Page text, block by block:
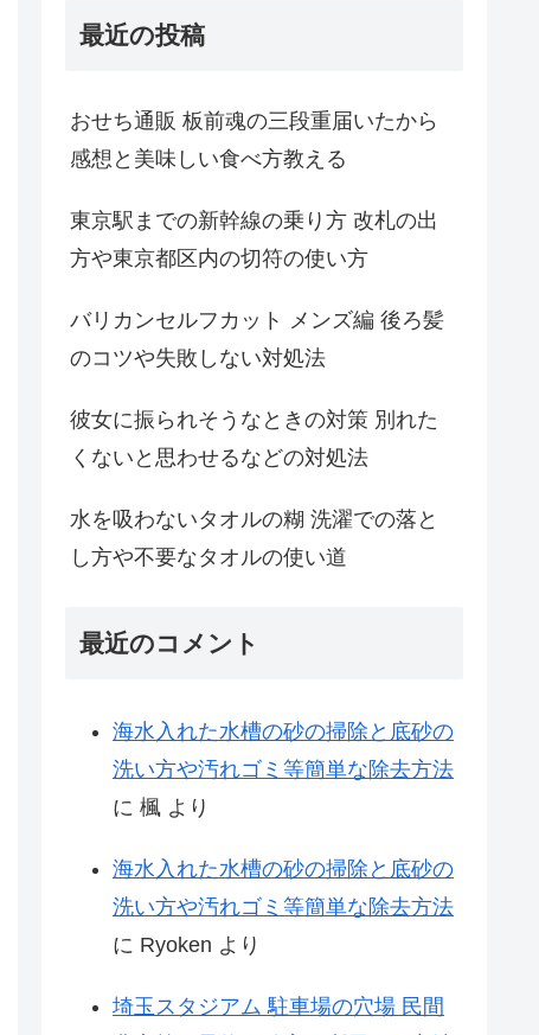
最近の投稿
おせち通販 板前魂の三段重届いたから
感想と美味しい食べ方教える
東京駅までの新幹線の乗り方 改札の出
方や東京都区内の切符の使い方
バリカンセルフカット メンズ編 後ろ髪
のコツや失敗しない対処法
彼女に振られそうなときの対策 別れた
くないと思わせるなどの対処法
水を吸わないタオルの糊 洗濯での落と
し方や不要なタオルの使い道
最近のコメント
海水入れた水槽の砂の掃除と底砂の
洗い方や汚れゴミ等簡単な除去方法
に 楓 より
海水入れた水槽の砂の掃除と底砂の
洗い方や汚れゴミ等簡単な除去方法
に Ryoken より
埼玉スタジアム 駐車場の穴場 民間